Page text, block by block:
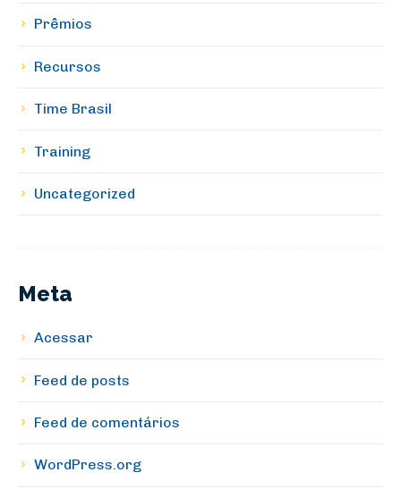
Prêmios
Recursos
Time Brasil
Training
Uncategorized
Meta
Acessar
Feed de posts
Feed de comentários
WordPress.org